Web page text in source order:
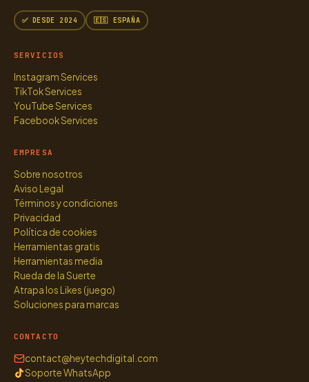
✅ DESDE 2024 🇪🇸 ESPAÑA
SERVICIOS
Instagram Services
TikTok Services
YouTube Services
Facebook Services
EMPRESA
Sobre nosotros
Aviso Legal
Términos y condiciones
Privacidad
Política de cookies
Herramientas gratis
Herramientas media
Rueda de la Suerte
Atrapa los Likes (juego)
Soluciones para marcas
CONTACTO
contact@heytechdigital.com
Soporte WhatsApp